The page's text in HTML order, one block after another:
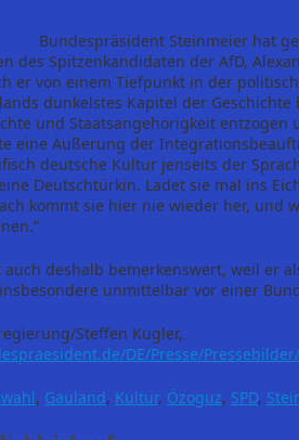
Bundespräsident Steinmeier hat
des Spitzenkandidaten der AfD,
er von einem Tiefpunkt in der
dunkelstes Kapitel der
und Staatsangehörigkeit entzogen
eine Äußerung der
deutsche Kultur jenseits der
Deutschtürkin. Ladet sie mal ins
kommt sie hier nie wieder her, und
deshalb bemerkenswert, weil er
unmittelbar vor einer
Steffen Kugler,
DE/Presse/
, Gauland, Kultur, Özoguz, SPD,